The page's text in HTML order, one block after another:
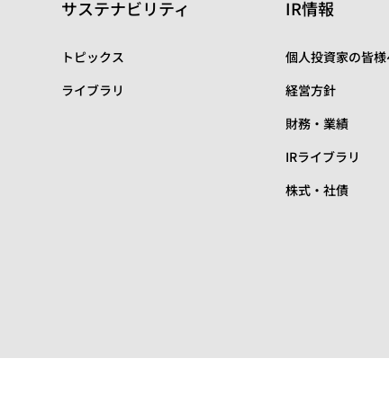
サステナビリティ
トピックス
ライブラリ
IR情報
個人投資家の皆
経営方針
財務・業績
IRライブラリ
株式・社債